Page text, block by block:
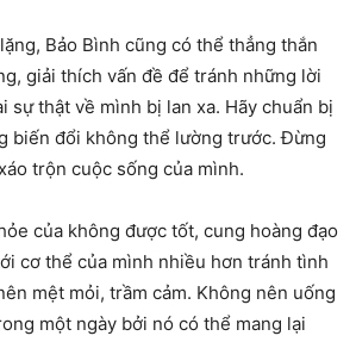
Bảo Bình cũng có thể thẳng thắn
giải thích vấn đề để tránh những lời
sự thật về mình bị lan xa. Hãy chuẩn bị
biến đổi không thể lường trước. Đừng
trộn cuộc sống của mình.
của không được tốt, cung hoàng đạo
cơ thể của mình nhiều hơn tránh tình
mệt mỏi, trầm cảm. Không nên uống
một ngày bởi nó có thể mang lại